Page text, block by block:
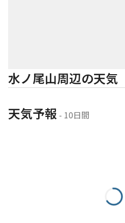
水ノ尾山周辺の天気
天気予報 - 10日間